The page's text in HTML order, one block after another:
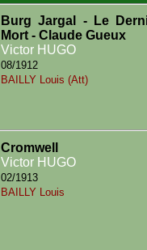
Burg Jargal - Le
Mort - Claude Gueux
Victor HUGO
08/1912
BAILLY Louis (Att)
Cromwell
Victor HUGO
02/1913
BAILLY Louis